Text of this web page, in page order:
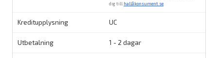
dig till hallåkonsument.se
UC
1 - 2 dagar